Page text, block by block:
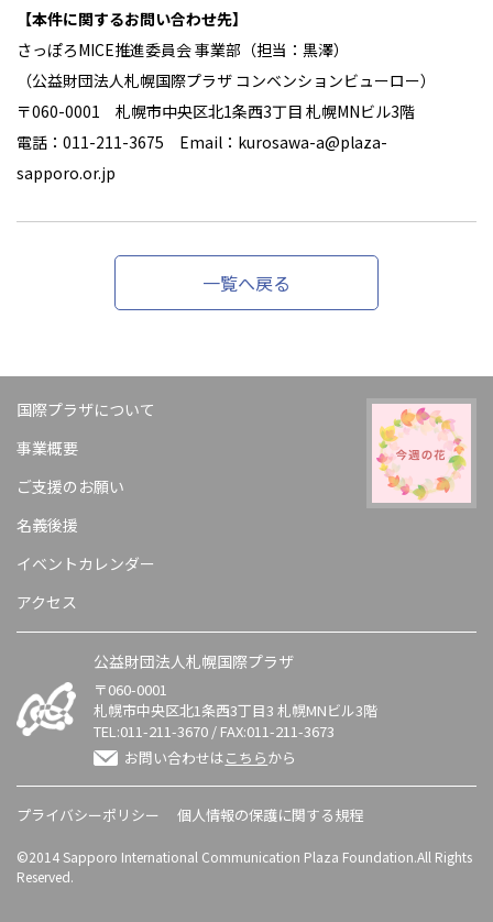
【本件に関するお問い合わせ先】
さっぽろMICE推進委員会 事業部（担当：黒澤）
（公益財団法人札幌国際プラザ コンベンションビューロー）
〒060-0001 札幌市中央区北1条西3丁目 札幌MNビル3階
電話：011-211-3675 Email：kurosawa-a@plaza-
sapporo.or.jp
一覧へ戻る
国際プラザについて
事業概要
ご支援のお願い
名義後援
イベントカレンダー
アクセス
公益財団法人札幌国際プラザ
〒060-0001
札幌市中央区北1条西3丁目3 札幌MNビル3階
TEL:011-211-3670 / FAX:011-211-3673
お問い合わせはこちらから
プライバシーポリシー 個人情報の保護に関する規程
©2014 Sapporo International Communication Plaza Foundation.All Rights
Reserved.